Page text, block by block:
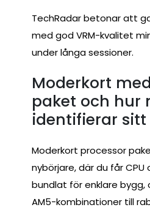
TechRadar betonar att
med god VRM-kvalitet
under långa sessioner.
Moderkort
paket och hur
identifierar
Moderkort processor
nybörjare, där du får
bundlat för enklare bygg,
AM5-kombinationer till